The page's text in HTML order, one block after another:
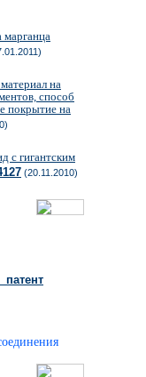
марганца
на
способ
покрытие на
с гигантским
(20.11.2010)
патент